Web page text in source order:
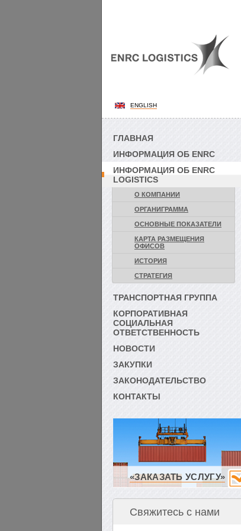
ENGLISH
ГЛАВНАЯ
ИНФОРМАЦИЯ ОБ ENRC
ИНФОРМАЦИЯ ОБ ENRC
LOGISTICS
О КОМПАНИИ
ОРГАНИГРАММА
ОСНОВНЫЕ ПОКАЗАТЕЛИ
КАРТА РАЗМЕЩЕНИЯ
ОФИСОВ
ИСТОРИЯ
СТРАТЕГИЯ
ТРАНСПОРТНАЯ ГРУППА
КОРПОРАТИВНАЯ
СОЦИАЛЬНАЯ
ОТВЕТСТВЕННОСТЬ
НОВОСТИ
ЗАКУПКИ
ЗАКОНОДАТЕЛЬСТВО
КОНТАКТЫ
«ЗАКАЗАТЬ УСЛУГУ»
Свяжитесь с нами